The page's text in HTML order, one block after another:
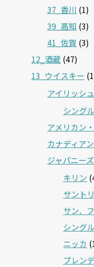
37_香川 (1)
39_高知 (3)
41_佐賀 (3)
12‗酒蔵 (47)
13_ウイスキー
アイリッシ
シング
アメリカン
カナディア
ジャパニー
キリン
サント
サン．
シング
ニッカ
ブレン